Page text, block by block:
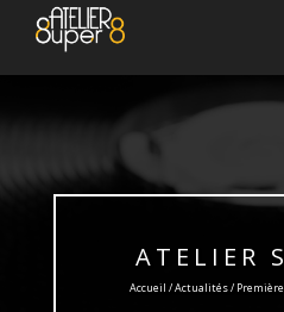
ATELIER
Accueil /Actualités/